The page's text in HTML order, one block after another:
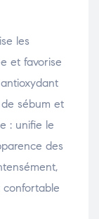
les
et favorise
sébum et
: unifie le
des